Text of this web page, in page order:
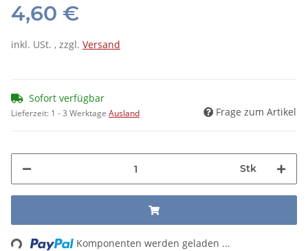
4,60 €
inkl. USt. , zzgl. Versand
Sofort verfügbar
Lieferzeit: 1 - 3 Werktage Ausland Frage zum Artikel
Stk
Komponenten werden geladen ...